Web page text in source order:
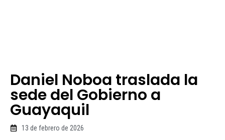
Daniel Noboa traslada la
sede del Gobierno a
Guayaquil
13 de febrero de 2026